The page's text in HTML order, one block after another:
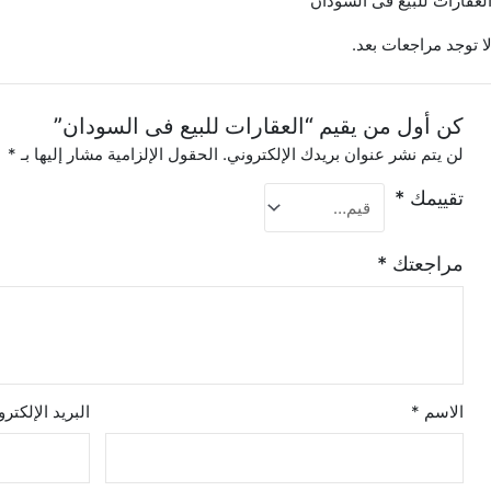
توجد مراجعات بعد.
كن أول من يقيم “العقارات للبيع فى السودان”
لن يتم نشر عنوان بريدك الإلكتروني. الحقول الإلزامية مشار إليها بـ *
تقييمك *
مراجعتك *
الاسم * البريد